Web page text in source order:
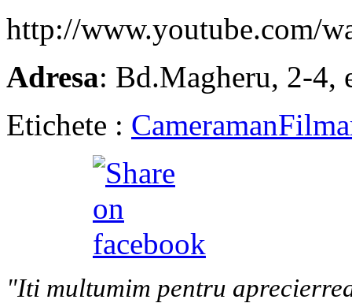
http://www.youtube.com/
Adresa: Bd.Magheru, 2-4,
Etichete : Cameraman
"Iti multumim pentru